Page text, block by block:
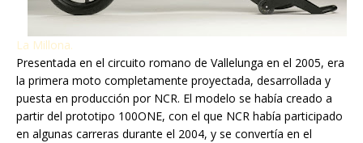
La Millona.
Presentada en el circuito romano de Vallelunga en el 2005, era
la primera moto completamente proyectada, desarrollada y
puesta en producción por NCR. El modelo se había creado a
partir del prototipo 100ONE, con el que NCR había participado
en algunas carreras durante el 2004, y se convertía en el